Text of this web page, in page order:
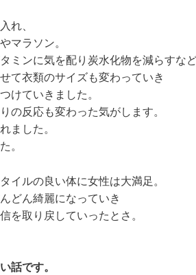
れ、
マラソン。
ミンに気を配り炭水化物を減らすな
て衣類のサイズも変わっていき
けていきました。
の反応も変わった気がします。
ました。
。
イルの良い体に女性は大満足。
どん綺麗になっていき
を取り戻していったとさ。
話です。